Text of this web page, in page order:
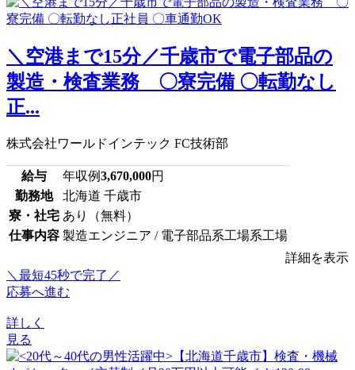
＼空港まで15分／千歳市で電子部品の
製造・検査業務 〇寮完備 〇転勤なし
正...
株式会社ワールドインテック FC技術部
給与 年収例3,670,000円
勤務地
北海道 千歳市
寮・社宅 あり（無料）
仕事内容 製造エンジニア / 電子部品系工場系工場
詳細を表示
＼最短45秒で完了／
応募へ進む
詳しく
見る